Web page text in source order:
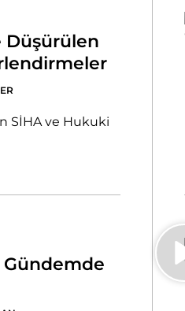
Düşürülen
Gündemde